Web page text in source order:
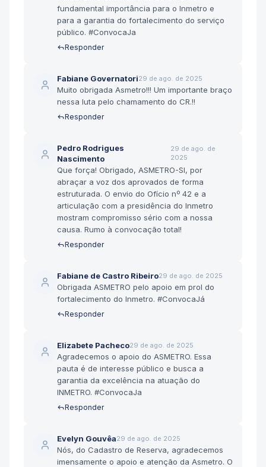
fundamental importância para o Inmetro e
para a garantia do fortalecimento do serviço
público. #ConvocaJa
Responder
Fabiane Governatori29 de ago. de 2025
Muito obrigada Asmetro!!! Um importante braço
nessa luta pelo chamamento do CR.!!
Responder
Pedro Rodrigues
Nascimento
29 de ago. de
2025
Que força! Obrigado, ASMETRO-SI, por
abraçar a voz dos aprovados de forma
estruturada. O envio do Ofício nº 42 e a
articulação com a presidência do Inmetro
mostram compromisso sério com a nossa
causa. Rumo à convocação total!
Responder
Fabiane de Castro Ribeiro29 de ago. de 2025
Obrigada ASMETRO pelo apoio em prol do
fortalecimento do Inmetro. #ConvocaJá
Responder
Elizabete Pacheco29 de ago. de 2025
Agradecemos o apoio do ASMETRO. Essa
pauta é de interesse público e busca a
garantia da excelência na atuação do
INMETRO. #ConvocaJa
Responder
Evelyn Gouvêa29 de ago. de 2025
Nós, do Cadastro de Reserva, agradecemos
imensamente o apoio e atenção da Asmetro. O